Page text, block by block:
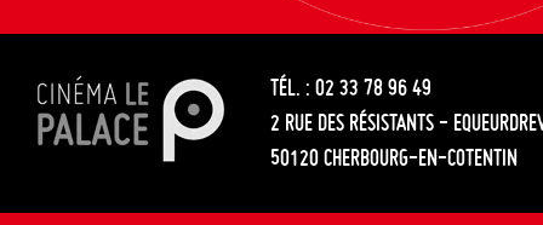
TÉL. : 02 33 78 96 49
2 RUE DES RÉSISTANTS -
50120 CHERBOURG-EN-COTENTIN